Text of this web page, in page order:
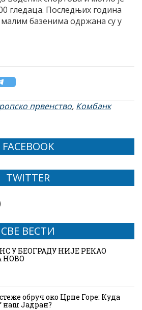
гледаца. Последњих година
малим базенима одржана су у
првенство, Комбанк
FACEBOOK
TWITTER
СВЕ ВЕСТИ
У БЕОГРАДУ НИЈЕ РЕКАО
НОВО
обруч око Црне Горе: Куда
наш Јадран?